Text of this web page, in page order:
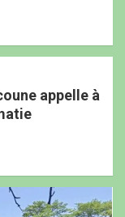
appelle à